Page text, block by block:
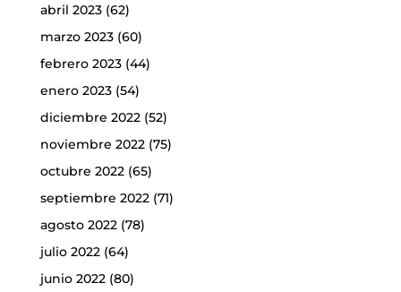
abril 2023(62)
marzo 2023(60)
febrero 2023(44)
enero 2023(54)
diciembre 2022(52)
noviembre 2022(75)
octubre 2022(65)
septiembre 2022(71)
agosto 2022(78)
julio 2022(64)
junio 2022(80)